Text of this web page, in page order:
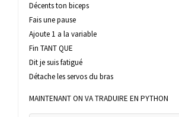
Décents ton biceps
Fais une pause
Ajoute 1 a la variable
Fin TANT QUE
Dit je suis fatigué
Détache les servos du bras
MAINTENANT ON VA TRADUIRE EN PYTHON